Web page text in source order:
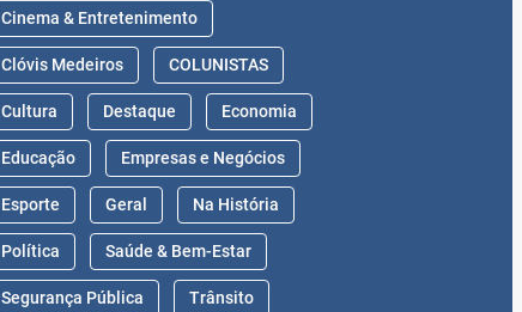
Cinema & Entretenimento
Clóvis Medeiros COLUNISTAS
Cultura Destaque Economia
Educação Empresas e Negócios
Esporte Geral Na História
Política Saúde & Bem-Estar
Segurança Pública Trânsito